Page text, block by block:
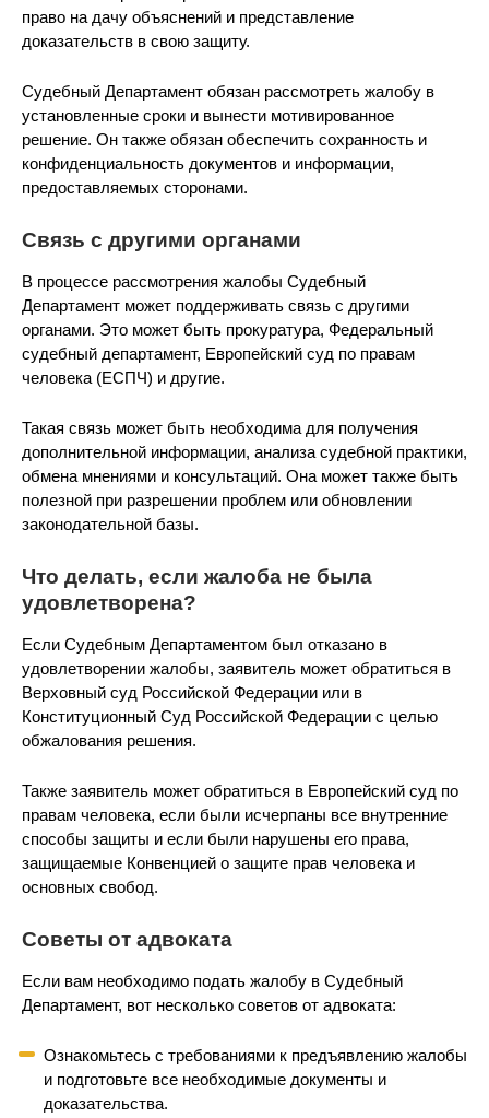
право на дачу объяснений и представление
доказательств в свою защиту.
Судебный Департамент обязан рассмотреть жалобу в
установленные сроки и вынести мотивированное
решение. Он также обязан обеспечить сохранность и
конфиденциальность документов и информации,
предоставляемых сторонами.
Связь с другими органами
В процессе рассмотрения жалобы Судебный
Департамент может поддерживать связь с другими
органами. Это может быть прокуратура, Федеральный
судебный департамент, Европейский суд по правам
человека (ЕСПЧ) и другие.
Такая связь может быть необходима для получения
дополнительной информации, анализа судебной практики,
обмена мнениями и консультаций. Она может также быть
полезной при разрешении проблем или обновлении
законодательной базы.
Что делать, если жалоба не была
удовлетворена?
Если Судебным Департаментом был отказано в
удовлетворении жалобы, заявитель может обратиться в
Верховный суд Российской Федерации или в
Конституционный Суд Российской Федерации с целью
обжалования решения.
Также заявитель может обратиться в Европейский суд по
правам человека, если были исчерпаны все внутренние
способы защиты и если были нарушены его права,
защищаемые Конвенцией о защите прав человека и
основных свобод.
Советы от адвоката
Если вам необходимо подать жалобу в Судебный
Департамент, вот несколько советов от адвоката:
Ознакомьтесь с требованиями к предъявлению жалобы
и подготовьте все необходимые документы и
доказательства.